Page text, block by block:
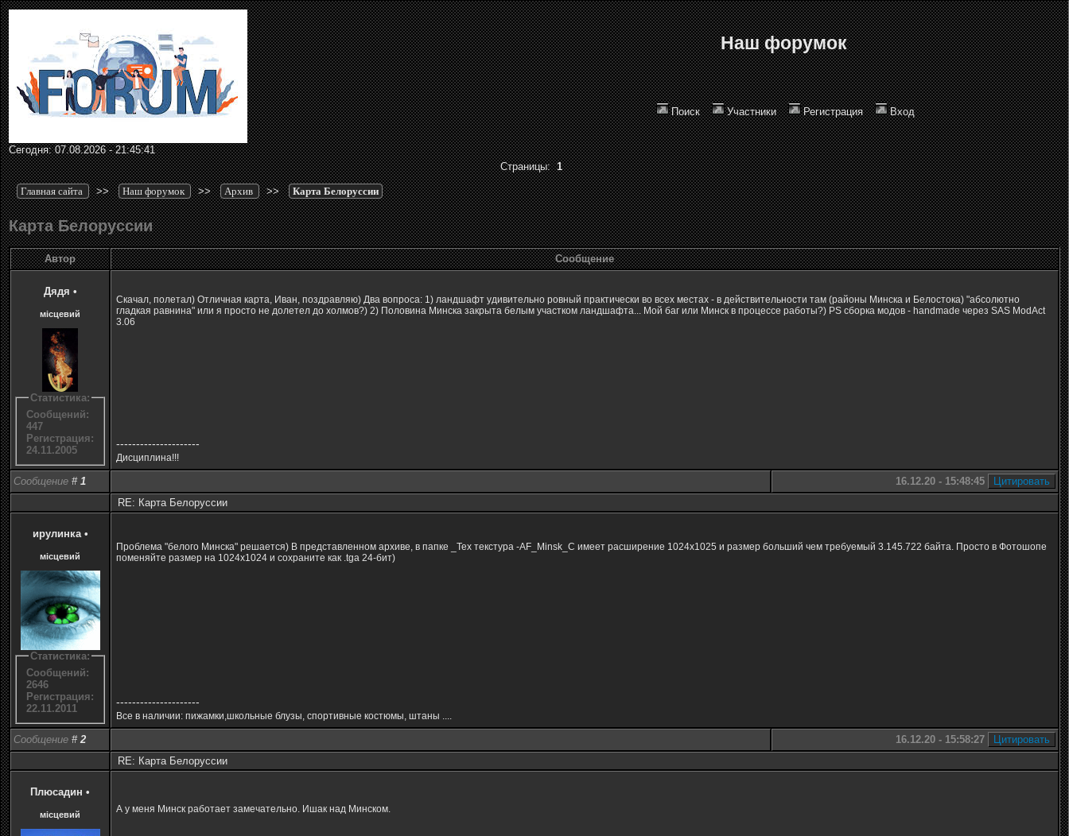
Наш форумок
Поиск Участники Регистрация Вход
Сегодня: 07.08.2026 - 21:45:41
Страницы:1
Главная сайта >> Наш форумок >> Архив >> Карта Белоруссии
Карта Белоруссии
Автор Сообщение
Дядя •
місцевий
Статистика:
Сообщений:
447
Регистрация:
24.11.2005
Скачал, полетал) Отличная карта, Иван, поздравляю) Два вопроса: 1) ландшафт удивительно ровный практически во всех местах - в действительности там (районы Минска и Белостока) "абсолютно
гладкая равнина" или я просто не долетел до холмов?) 2) Половина Минска закрыта белым участком ландшафта... Мой баг или Минск в процессе работы?) PS сборка модов - handmade через SAS ModAct
3.06
---------------------
Дисциплина!!!
Сообщение # 1
16.12.20 - 15:48:45
RE: Карта Белоруссии
ирулинка •
місцевий
Статистика:
Сообщений:
2646
Регистрация:
22.11.2011
Проблема "белого Минска" решается) В представленном архиве, в папке _Tex текстура -AF_Minsk_C имеет расширение 1024х1025 и размер больший чем требуемый 3.145.722 байта. Просто в Фотошопе
поменяйте размер на 1024х1024 и сохраните как .tga 24-бит)
---------------------
Все в наличии: пижамки,школьные блузы, спортивные костюмы, штаны ....
Сообщение # 2
16.12.20 - 15:58:27
RE: Карта Белоруссии
Плюсадин •
місцевий А у меня Минск работает замечательно. Ишак над Минском.